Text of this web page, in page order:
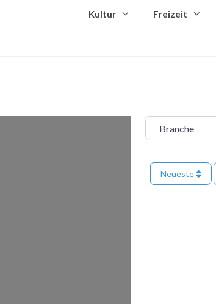
Kultur Freizeit
Branche
Neueste